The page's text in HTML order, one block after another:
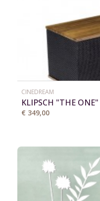
CINEDREAM
KLIPSCH "THE
€ 349,00